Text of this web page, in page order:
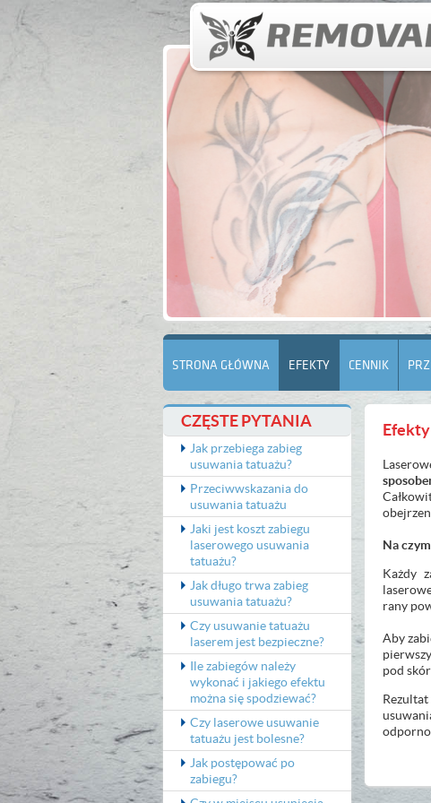
STRONA GŁÓWNA EFEKTY CENNIK
CZĘSTE PYTANIA
Jak przebiega zabieg
usuwania tatuażu?
Przeciwwskazania do
usuwania tatuażu
Jaki jest koszt zabiegu
laserowego usuwania
tatuażu?
Jak długo trwa zabieg
usuwania tatuażu?
Czy usuwanie tatuażu
laserem jest bezpieczne?
Ile zabiegów należy
wykonać i jakiego efektu
można się spodziewać?
Czy laserowe usuwanie
tatuażu jest bolesne?
Jak postępować po
zabiegu?
Na
Każdy
rany
Aby
pod